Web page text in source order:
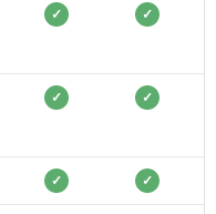
✓ ✓
✓ ✓
✓ ✓